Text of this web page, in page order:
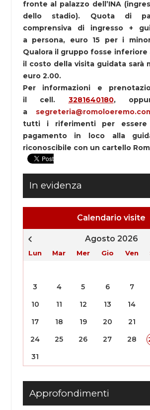
Calendario visite
Agosto 2026
Lun Mar Mer Gio Ven
3
4 5 6 7
10
11 12 13 14
17 18 19 20 21
24
25 26 27 28
31
Approfondimenti
fronte al palazzo dell’INA
dello stadio). Quota di
comprensiva di ingresso +
a persona, euro 15 per i
Qualora il gruppo fosse inferiore
il costo della visita guidata sarà
euro 2.00.
Per informazioni e
il cell. 3281640180,
a
tutti i riferimenti per essere
pagamento in loco alla
riconoscibile con un cartello
In evidenza